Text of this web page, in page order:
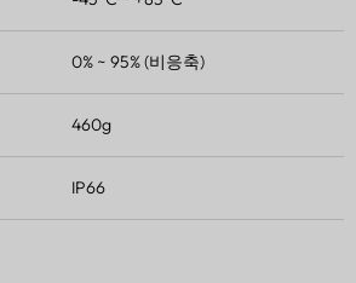
0% ~ 95% (비응축)
460g
IP66